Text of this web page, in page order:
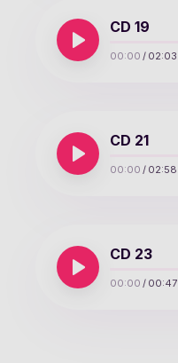
CD 19
00:00 / 02:03
CD 21
00:00 / 02:58
CD 23
00:00 / 00:47